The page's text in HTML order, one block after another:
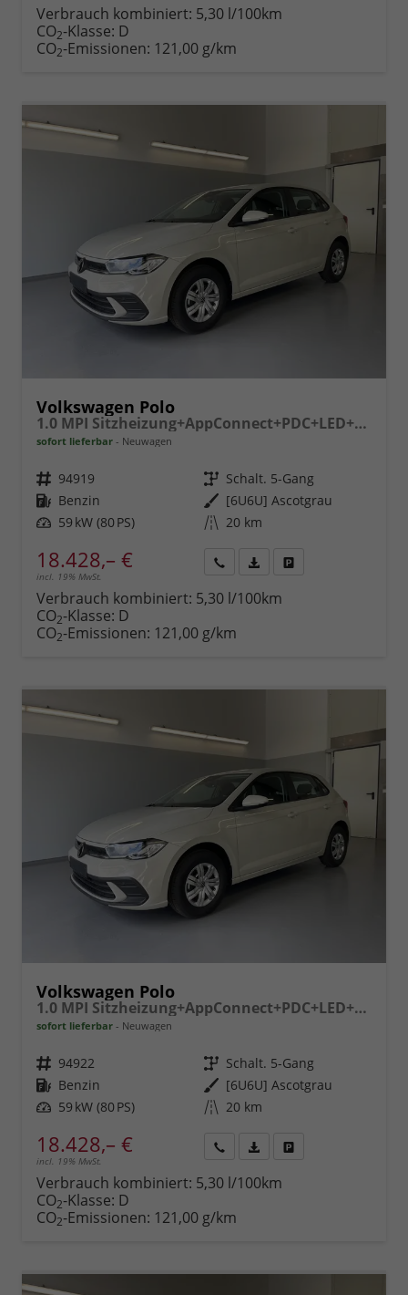
anfordern
Datei,
Verbrauch kombiniert: 5,30 l/100km
CO2-Klasse: D
CO2-Emissionen: 121,00 g/km
Volkswagen Polo
1.0 MPI Sitzheizung+AppConnect+PDC+LED+Touch+Lichtsensor+MultiLenkrad
sofort lieferbar Neuwagen
Fahrzeugnr. 94919 Getriebe Schalt. 5-Gang
Kraftstoff Benzin Außenfarbe [6U6U] Ascotgrau
Leistung 59 kW (80 PS) Kilometerstand 20 km
18.428,– €
incl. 19% MwSt.
anfordern
Datei,
Verbrauch kombiniert: 5,30 l/100km
CO2-Klasse: D
CO2-Emissionen: 121,00 g/km
Volkswagen Polo
1.0 MPI Sitzheizung+AppConnect+PDC+LED+Touch+Lichtsensor+MultiLenkrad
sofort lieferbar Neuwagen
Fahrzeugnr. 94922 Getriebe Schalt. 5-Gang
Kraftstoff Benzin Außenfarbe [6U6U] Ascotgrau
Leistung 59 kW (80 PS) Kilometerstand 20 km
18.428,– €
incl. 19% MwSt.
anfordern
Datei,
Verbrauch kombiniert: 5,30 l/100km
CO2-Klasse: D
CO2-Emissionen: 121,00 g/km